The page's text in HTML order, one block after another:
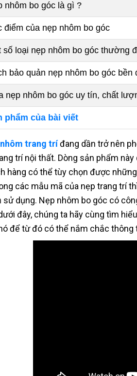
nhôm bo góc là gì ?
điểm của nẹp nhôm bo góc
số loại nẹp nhôm bo góc thường
bảo quản nẹp nhôm bo góc bền
nẹp nhôm bo góc uy tín, chất
phẩm của bài viết
trang tríđang dần trở nên
trí nội thất. Dòng sản phẩm
hàng có thể tùy chọn được
các mẫu mã của nẹp trang trí
sử dụng. Nẹp nhôm bo góc có
đây, chúng ta hãy cùng tìm
để từ đó có thể nắm chắc thông